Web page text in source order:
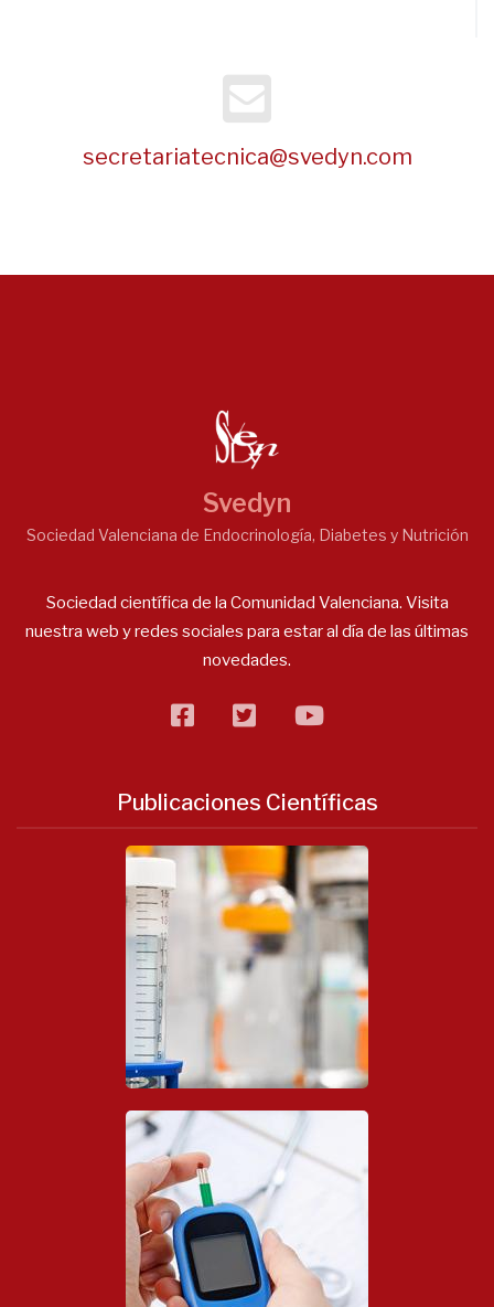
secretariatecnica@svedyn.com
Svedyn
Sociedad Valenciana de Endocrinología, Diabetes y Nutrición
Sociedad científica de la Comunidad Valenciana. Visita
nuestra web y redes sociales para estar al día de las últimas
novedades.
facebooktwitterflickr
Publicaciones Científicas